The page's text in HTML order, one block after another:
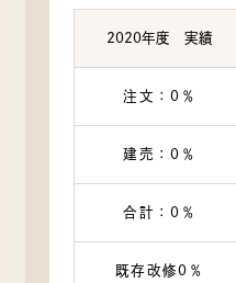
2020年度 実績
注文：0％
建売：0％
合計：0％
既存改修0％